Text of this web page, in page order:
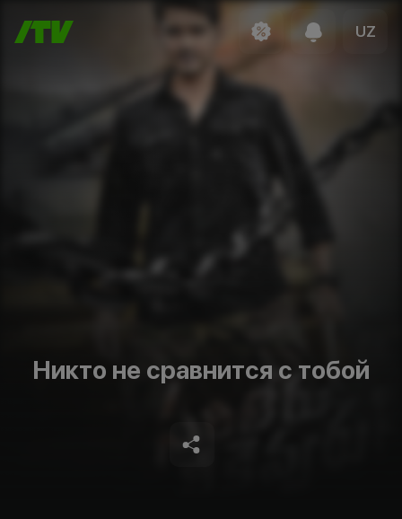
UZ
Никто не сравнится с тобой